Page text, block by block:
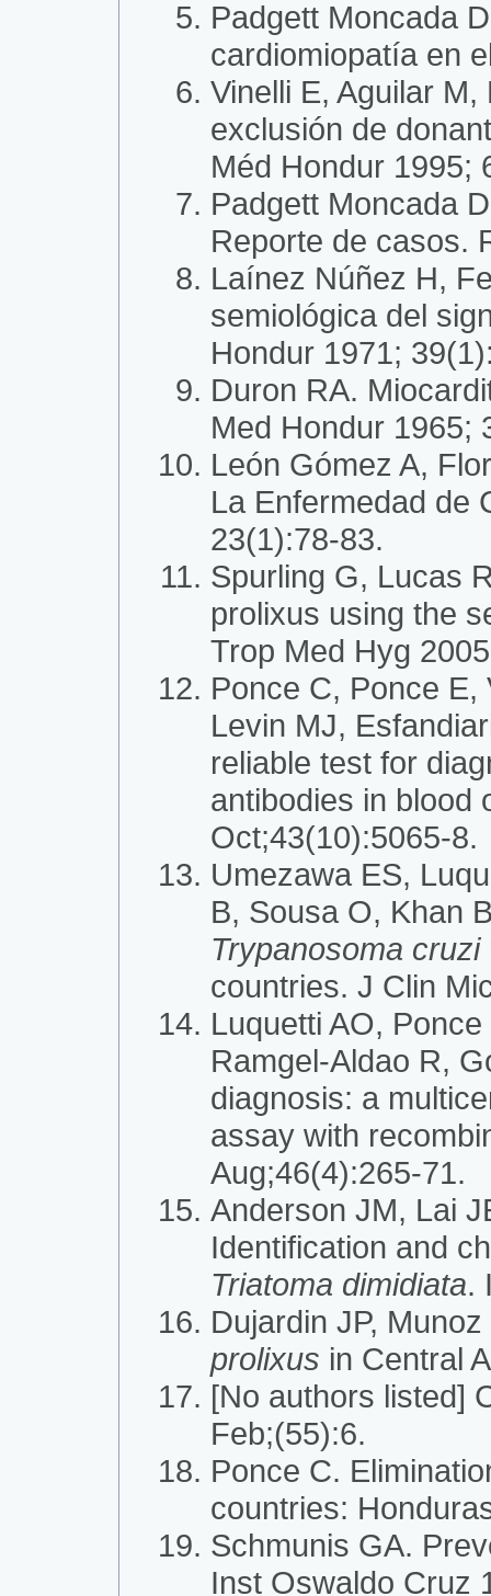
Padgett Moncada
cardiomiopatía en
Vinelli E, Aguilar
exclusión de
Méd Hondur 1995;
Padgett Moncada
Reporte de casos.
Laínez Núñez H,
semiológica del
Hondur 1971;
Duron RA.
Med Hondur 1965;
León Gómez A,
La Enfermedad de
23(1):78-83.
Spurling G, Lucas
prolixus using the
Trop Med Hyg
Ponce C, Ponce E,
Levin MJ,
reliable test for
antibodies in blood
Oct;43(10):5065-8.
Umezawa ES,
B, Sousa O, Khan
Trypanosoma cruzi
countries. J Clin
Luquetti AO,
Ramgel-Aldao R,
diagnosis: a
assay with
Aug;46(4):265-71.
Anderson JM, Lai
Identification and
Triatoma dimidiata.
Dujardin JP,
prolixus in Central
[No authors listed]
Feb;(55):6.
Ponce C.
countries:
Schmunis GA.
Inst Oswaldo Cruz